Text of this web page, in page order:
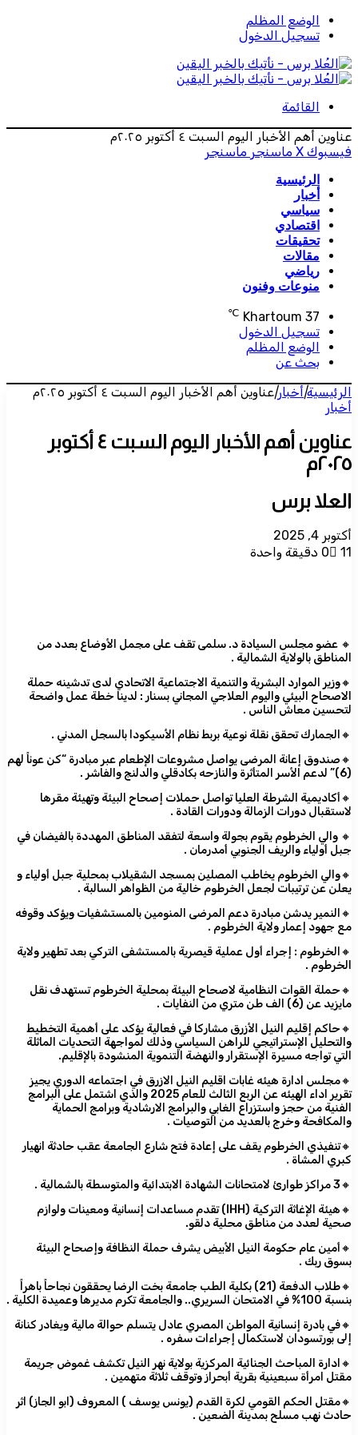
الوضع المظلم
تسجيل الدخول
القائمة
عناوين أهم الأخبار اليوم السبت ٤ أكتوبر ٢٠٢٥م
فيسبوك ‫X ماسنجر ماسنجر
الرئيسية
أخبار
سياسي
اقتصادي
تحقيقات
مقالات
رياضي
منوعات وفنون
Khartoum 37
℃
تسجيل الدخول
الوضع المظلم
بحث عن
الرئيسية|أخبار|عناوين أهم الأخبار اليوم السبت ٤ أكتوبر ٢٠٢٥م
أخبار
عناوين أهم الأخبار اليوم السبت ٤ أكتوبر
٢٠٢٥م
العلا برس
أكتوبر 4, 2025
0
11 دقيقة واحدة
🔸 عضو مجلس السيادة د. سلمى تقف على مجمل الأوضاع بعدد من
المناطق بالولاية الشمالية .
🔸وزير الموارد البشرية والتنمية الاجتماعية الاتحادي لدى تدشينه حملة
الاصحاح البيئي واليوم العلاجي المجاني بسنار : لدينا خطة عمل واضحة
لتحسين معاش الناس .
🔸الجمارك تحقق نقلة نوعية بربط نظام الأسيكودا بالسجل المدني .
🔸صندوق إعانة المرضى يواصل مشروعات الإطعام عبر مبادرة “كن عوناً لهم
(6)” لدعم الأسر المتأثرة والنازحه بكادقلي والدلنج والفاشر .
🔸أكاديمية الشرطة العليا تواصل حملات إصحاح البيئة وتهيئة مقرها
لاستقبال دورات الزمالة ودورات القادة .
🔸 والي الخرطوم يقوم بجولة واسعة لتفقد المناطق المهددة بالفيضان في
جبل أولياء والريف الجنوبي أمدرمان .
🔸والي الخرطوم يخاطب المصلين بمسجد الشقيلاب بمحلية جبل أولياء و
يعلن عن ترتيبات لجعل الخرطوم خالية من الظواهر السالبة .
🔸النمير يدشن مبادرة دعم المرضى المنومين بالمستشفيات ويؤكد وقوفه
مع جهود إعمار ولاية الخرطوم .
🔸الخرطوم : إجراء أول عملية قيصرية بالمستشفى التركي بعد تطهير ولاية
الخرطوم .
🔸حملة القوات النظامية لاصحاح البيئة بمحلية الخرطوم تستهدف نقل
مايزيد عن (6) الف طن متري من النفايات .​
🔸حاكم إقليم النيل الأزرق مشاركا في فعالية يؤكد على أهمية التخطيط
والتحليل الإستراتيجي للراهن السياسي وذلك لمواجهة التحديات الماثلة
التي تواجه مسيرة الإستقرار والنهضة التنموية المنشودة بالإقليم.
🔸مجلس ادارة هيئه غابات اقليم النيل الازرق في اجتماعه الدوري يجيز
تقرير اداء الهيئه عن الربع الثالث للعام 2025 والذي اشتمل على البرامج
الفنية من حجز واستزراع الغابي والبرامج الارشادية وبرامج الحماية
والمكافحة وخرج بالعديد من التوصيات .
🔸تنفيذي الخرطوم يقف على إعادة فتح شارع الجامعة عقب حادثة انهيار
كبري المشاة .
🔸3 مراكز طوارئ لامتحانات الشهادة الابتدائية والمتوسطة بالشمالية .
🔸هيئة الإغاثة التركية (IHH) تقدم مساعدات إنسانية ومعينات ولوازم
صحية لعدد من مناطق محلية دلقو.
🔸أمين عام حكومة النيل الأبيض يشرف حملة النظافة وإصحاح البيئة
بسوق ربك .
🔸طلاب الدفعة (21) بكلية الطب جامعة بخت الرضا يحققون نجاحاً باهراً
بنسبة 100% في الامتحان السريري.. والجامعة تكرم مديرها وعميدة الكلية .
🔸في بادرة إنسانية المواطن المصري عادل يتسلم حوالة مالية ويغادر كنانة
إلى بورتسودان لاستكمال إجراءات سفره .
🔸ادارة المباحث الجنائية المركزية بولاية نهر النيل تكشف غموض جريمة
مقتل امرأة سبعينية بقرية أبحراز وتوقف ثلاثة متهمين .
🔸مقتل الحكم القومي لكرة القدم (يونس يوسف ) المعروف (ابو الجاز) اثر
حادث نهب مسلح بمدينة الضعين .